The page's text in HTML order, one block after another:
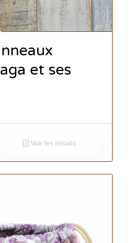
et ses
Voir les détails